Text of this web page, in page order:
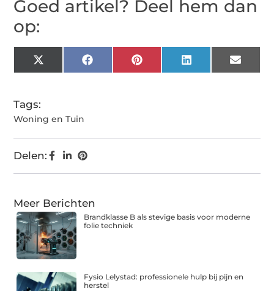
Goed artikel? Deel hem dan
op:
X
(Twitter)
FacebookPinterestLinkedIn Email
Tags:
Woning en Tuin
Delen:
Meer Berichten
Brandklasse B als stevige basis voor moderne
folie techniek
Fysio Lelystad: professionele hulp bij pijn en
herstel